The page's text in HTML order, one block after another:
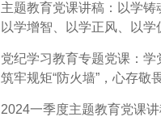
主题教育党课讲稿：以学铸
以学增智、以学正风、以学
党纪学习教育专题党课：学
筑牢规矩“防火墙”，心存敬
2024一季度主题教育党课